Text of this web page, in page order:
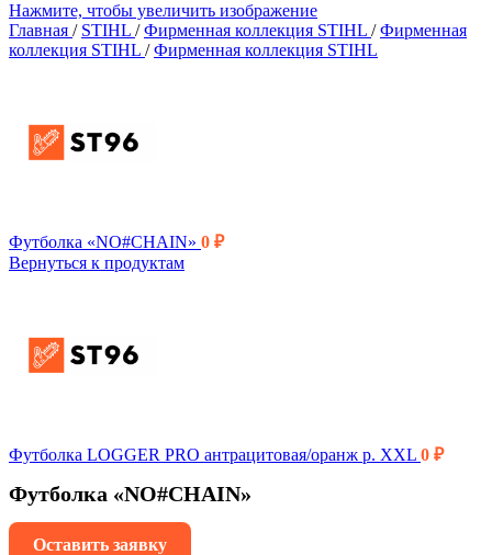
Нажмите, чтобы увеличить изображение
Главная / STIHL / Фирменная коллекция STIHL / Фирменная
коллекция STIHL / Фирменная коллекция STIHL
Футболка «NO#CHAIN» 0 ₽
Вернуться к продуктам
Футболка LOGGER PRO антрацитовая/оранж р. XXL 0 ₽
Футболка «NO#CHAIN»
Оставить заявку